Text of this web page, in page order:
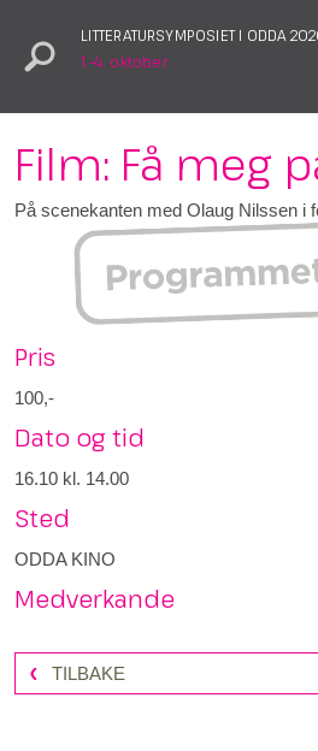
LITTERATURSYMPOSIET I ODDA
1.–4. oktober
Film: Få meg
På scenekanten med Olaug Nilssen i
Pris
100,-
Dato og tid
16.10 kl. 14.00
Sted
ODDA KINO
Medverkande
TILBAKE